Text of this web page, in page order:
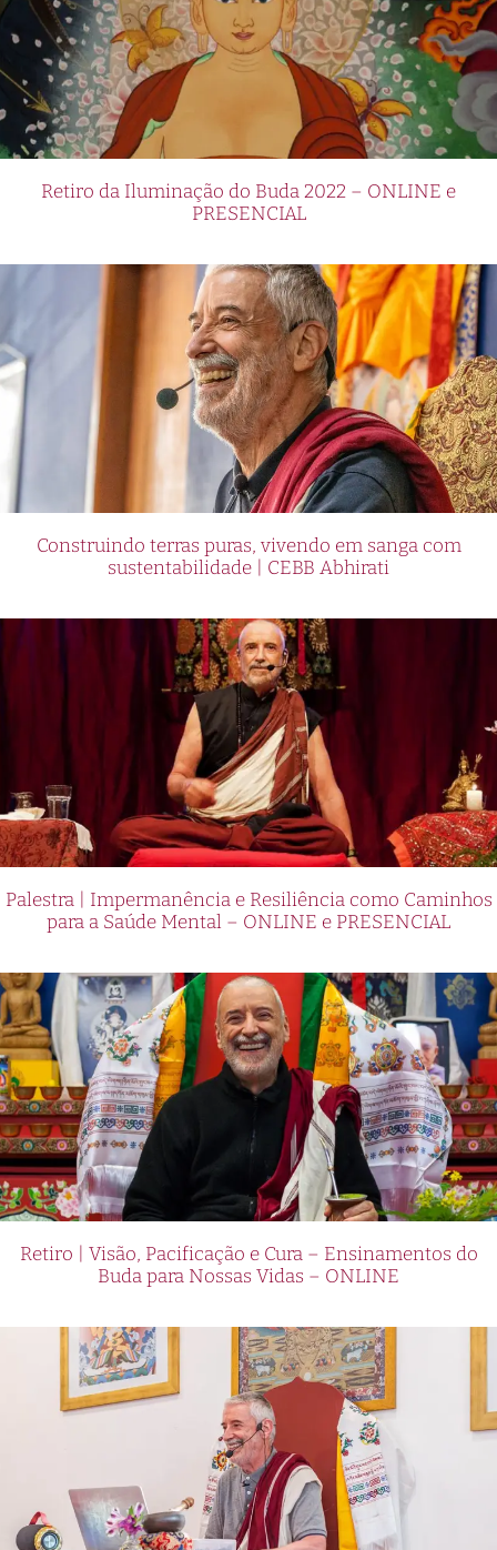
Retiro da Iluminação do Buda 2022 – ONLINE e
PRESENCIAL
Construindo terras puras, vivendo em sanga com
sustentabilidade | CEBB Abhirati
Palestra | Impermanência e Resiliência como Caminhos
para a Saúde Mental – ONLINE e PRESENCIAL
Retiro | Visão, Pacificação e Cura – Ensinamentos do
Buda para Nossas Vidas – ONLINE